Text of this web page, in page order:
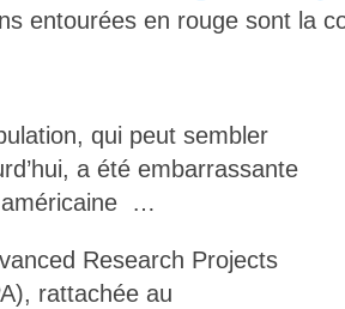
entourées en rouge sont la
qui peut sembler
a été embarrassante
américaine …
Research Projects
rattachée au